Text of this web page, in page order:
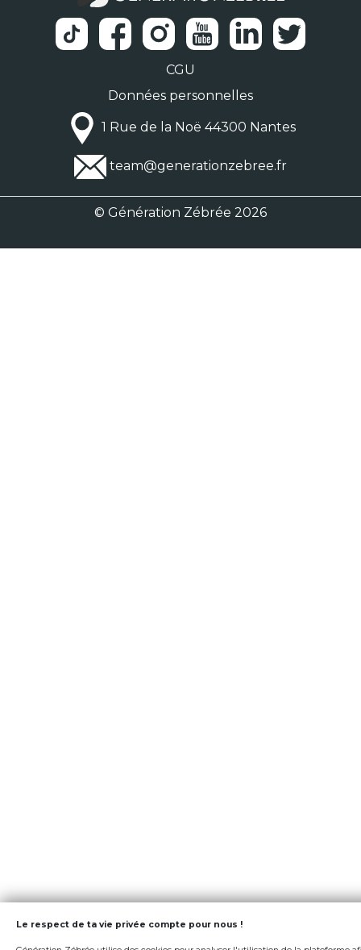
CGU
Données personnelles
1 Rue de la Noë 44300 Nantes
team@generationzebree.fr
© Génération Zébrée 2026
Le respect de ta vie privée compte pour nous !